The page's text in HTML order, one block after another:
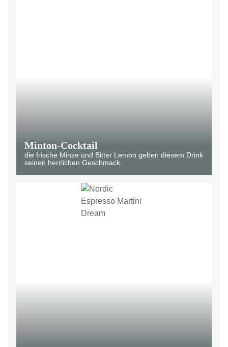
Minton-Cocktail
die frische Minze und Bitter Lemon geben diesem Drink
seinen herrlichen Geschmack.